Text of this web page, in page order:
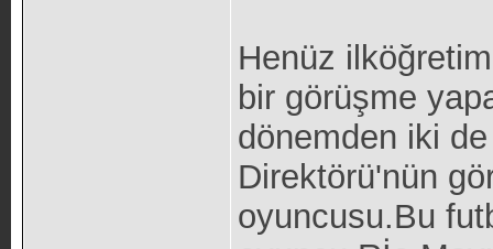
Henüz
bir görüşme
dönemden iki
Direktörü'nün
oyuncusu.Bu